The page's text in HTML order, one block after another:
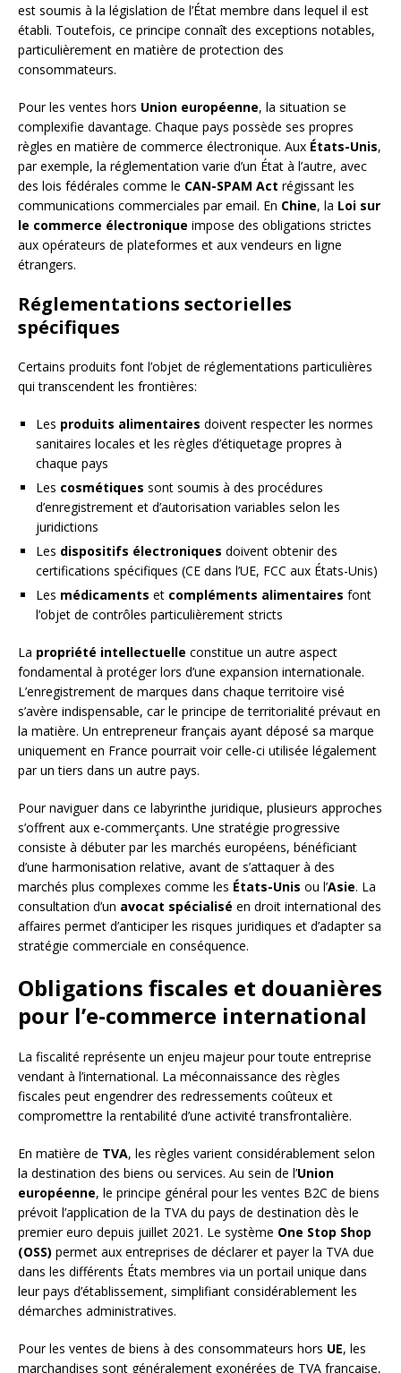
est soumis à la législation de l’État membre dans lequel il est
établi. Toutefois, ce principe connaît des exceptions notables,
particulièrement en matière de protection des
consommateurs.
Pour les ventes hors Union européenne, la situation se
complexifie davantage. Chaque pays possède ses propres
règles en matière de commerce électronique. Aux États-Unis,
par exemple, la réglementation varie d’un État à l’autre, avec
des lois fédérales comme le CAN-SPAM Act régissant les
communications commerciales par email. En Chine, la Loi sur
le commerce électronique impose des obligations strictes
aux opérateurs de plateformes et aux vendeurs en ligne
étrangers.
Réglementations sectorielles
spécifiques
Certains produits font l’objet de réglementations particulières
qui transcendent les frontières:
Les produits alimentaires doivent respecter les normes
sanitaires locales et les règles d’étiquetage propres à
chaque pays
Les cosmétiques sont soumis à des procédures
d’enregistrement et d’autorisation variables selon les
juridictions
Les dispositifs électroniques doivent obtenir des
certifications spécifiques (CE dans l’UE, FCC aux États-Unis)
Les médicaments et compléments alimentaires font
l’objet de contrôles particulièrement stricts
La propriété intellectuelle constitue un autre aspect
fondamental à protéger lors d’une expansion internationale.
L’enregistrement de marques dans chaque territoire visé
s’avère indispensable, car le principe de territorialité prévaut en
la matière. Un entrepreneur français ayant déposé sa marque
uniquement en France pourrait voir celle-ci utilisée légalement
par un tiers dans un autre pays.
Pour naviguer dans ce labyrinthe juridique, plusieurs approches
s’offrent aux e-commerçants. Une stratégie progressive
consiste à débuter par les marchés européens, bénéficiant
d’une harmonisation relative, avant de s’attaquer à des
marchés plus complexes comme les États-Unis ou l’Asie. La
consultation d’un avocat spécialisé en droit international des
affaires permet d’anticiper les risques juridiques et d’adapter sa
stratégie commerciale en conséquence.
Obligations fiscales et douanières
pour l’e-commerce international
La fiscalité représente un enjeu majeur pour toute entreprise
vendant à l’international. La méconnaissance des règles
fiscales peut engendrer des redressements coûteux et
compromettre la rentabilité d’une activité transfrontalière.
En matière de TVA, les règles varient considérablement selon
la destination des biens ou services. Au sein de l’Union
européenne, le principe général pour les ventes B2C de biens
prévoit l’application de la TVA du pays de destination dès le
premier euro depuis juillet 2021. Le système One Stop Shop
(OSS) permet aux entreprises de déclarer et payer la TVA due
dans les différents États membres via un portail unique dans
leur pays d’établissement, simplifiant considérablement les
démarches administratives.
Pour les ventes de biens à des consommateurs hors UE, les
marchandises sont généralement exonérées de TVA française,